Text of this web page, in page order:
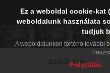
BDK PréPost
Balla D. Károj
Ez a weboldal cookie-kat
weboldalunk használata
tudjuk
A weboldalunkon történő további
Folytatás